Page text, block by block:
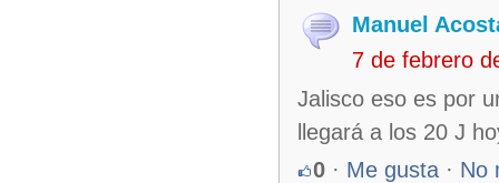
Manuel
7 de febrero
Jalisco eso es por
llegará a los 20 J
0 · Me gusta · No